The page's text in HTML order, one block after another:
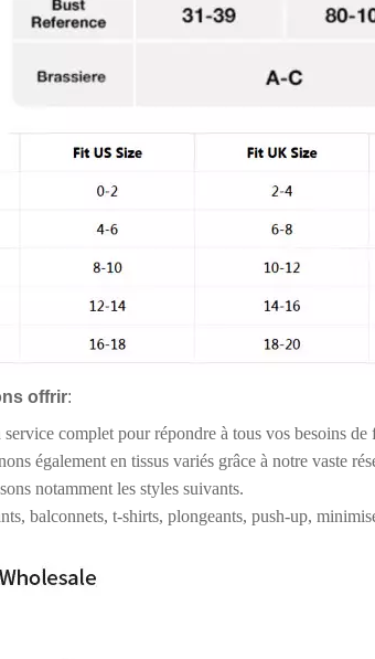
offrir:
complet pour répondre à tous vos besoins
également en tissus variés grâce à notre vaste
notamment les styles suivants.
balconnets, t-shirts, plongeants, push-up,